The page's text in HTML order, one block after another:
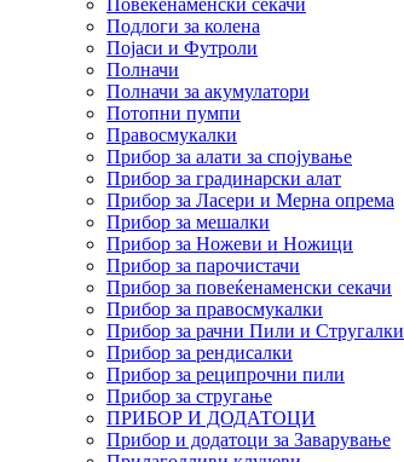
Повеќенаменски секачи
Подлоги за колена
Појаси и Футроли
Полначи
Полначи за акумулатори
Потопни пумпи
Правосмукалки
Прибор за алати за спојување
Прибор за градинарски алат
Прибор за Ласери и Мерна опрема
Прибор за мешалки
Прибор за Ножеви и Ножици
Прибор за парочистачи
Прибор за повеќенаменски секачи
Прибор за правосмукалки
Прибор за рачни Пили и Стругалки
Прибор за рендисалки
Прибор за реципрочни пили
Прибор за стругање
ПРИБОР И ДОДАТОЦИ
Прибор и додатоци за Заварување